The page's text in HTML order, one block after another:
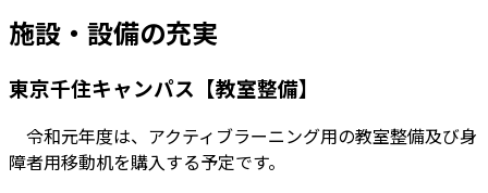
施設・設備の充実
東京千住キャンパス【教室整備】
令和元年度は、アクティブラーニング用の教室整備及び身
障者用移動机を購入する予定です。